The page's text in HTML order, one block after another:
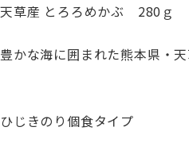
天草産 とろろめかぶ 280ｇ
豊かな海に囲まれた熊本県・
ひじきのり個食タイプ